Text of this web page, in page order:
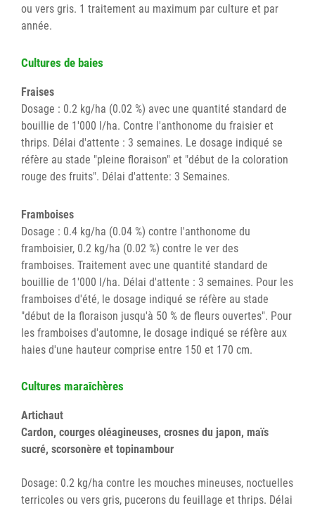
ou vers gris. 1 traitement au maximum par culture et par
année.
Cultures de baies
Fraises
Dosage : 0.2 kg/ha (0.02 %) avec une quantité standard de
bouillie de 1'000 l/ha. Contre l'anthonome du fraisier et
thrips. Délai d'attente : 3 semaines. Le dosage indiqué se
réfère au stade "pleine floraison" et "début de la coloration
rouge des fruits". Délai d'attente: 3 Semaines.
Framboises
Dosage : 0.4 kg/ha (0.04 %) contre l'anthonome du
framboisier, 0.2 kg/ha (0.02 %) contre le ver des
framboises. Traitement avec une quantité standard de
bouillie de 1'000 l/ha. Délai d'attente : 3 semaines. Pour les
framboises d'été, le dosage indiqué se réfère au stade
"début de la floraison jusqu'à 50 % de fleurs ouvertes". Pour
les framboises d'automne, le dosage indiqué se réfère aux
haies d'une hauteur comprise entre 150 et 170 cm.
Cultures maraîchères
Artichaut
Cardon, courges oléagineuses, crosnes du japon, maïs
sucré, scorsonère et topinambour
Dosage: 0.2 kg/ha contre les mouches mineuses, noctuelles
terricoles ou vers gris, pucerons du feuillage et thrips. Délai